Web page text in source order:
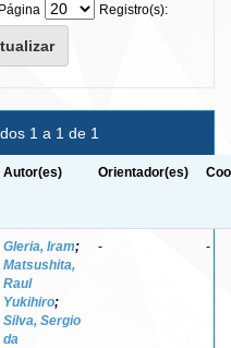
Registro(s):
1 a 1 de 1
Autor(es) Orientador(es)
Gleria, Iram;
Matsushita,
Raul
Yukihiro;
Silva, Sergio
da
- -